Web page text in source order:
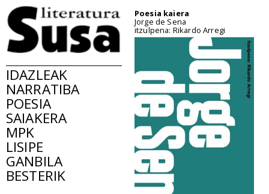
IDAZLEAK
NARRATIBA
POESIA
SAIAKERA
MPK
LISIPE
GANBILA
BESTERIK
Poesia kaiera
Jorge de Sena
itzulpena: Rikardo Arregi